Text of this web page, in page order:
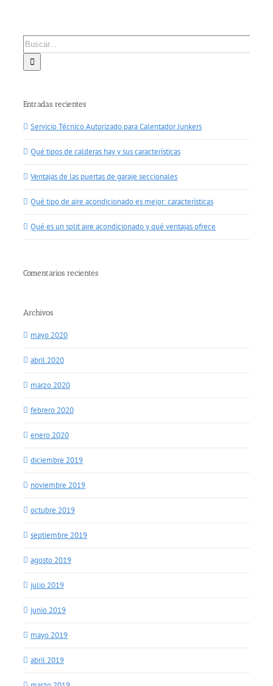
Buscar:
Entradas recientes
Servicio Técnico Autorizado para Calentador Junkers
Qué tipos de calderas hay y sus características
Ventajas de las puertas de garaje seccionales
Qué tipo de aire acondicionado es mejor: características
Qué es un split aire acondicionado y qué ventajas ofrece
Comentarios recientes
Archivos
mayo 2020
abril 2020
marzo 2020
febrero 2020
enero 2020
diciembre 2019
noviembre 2019
octubre 2019
septiembre 2019
agosto 2019
julio 2019
junio 2019
mayo 2019
abril 2019